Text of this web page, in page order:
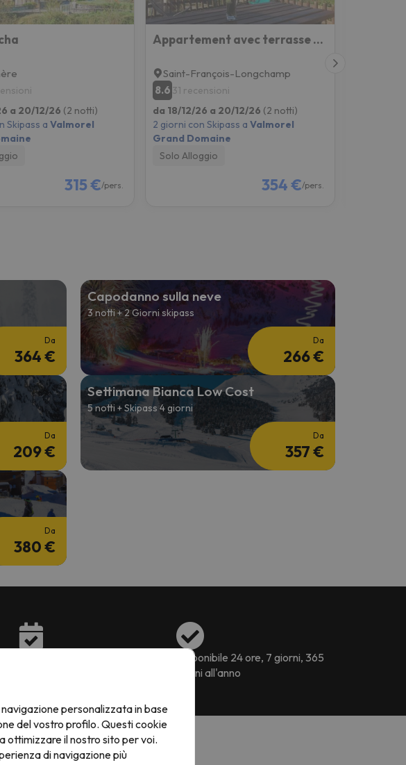
a 20/12/26 (2 notti)
Skipass a Valmorel
315 €/pers.
Appartement avec terrasse magnifique vue montagne
Saint-François-Longchamp
8.6 31 recensioni
da 18/12/26 a 20/12/26 (2 notti)
2 giorni con Skipass aValmorel
Grand Domaine
Solo Alloggio
354 €/pers.
Da
364 €
Capodanno sulla neve
3 notti + 2 Giorni skipass
Da
266 €
Da
209 €
Settimana Bianca Low Cost
5 notti + Skipass 4 giorni
Da
357 €
Da
380 €
Disponibile 24 ore, 7 giorni, 365
giorni all'anno
personalizzata in base
del vostro profilo. Questi cookie
ottimizzare il nostro sito per voi.
di navigazione più